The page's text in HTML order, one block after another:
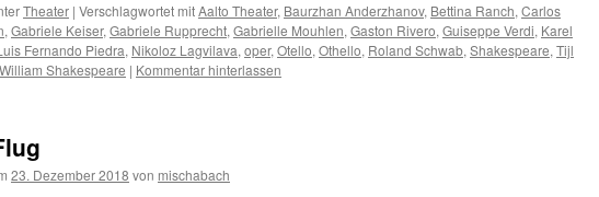
Theater | Verschlagwortet mitAalto Theater, Baurzhan Anderzhanov, Bettina Ranch, Carlos
, Gabriele Keiser, Gabriele Rupprecht, Gabrielle Mouhlen, Gaston Rivero, Guiseppe Verdi, Karel
Fernando Piedra, Nikoloz Lagvilava, oper, Otello, Othello, Roland Schwab, Shakespeare, Tijl
William Shakespeare | Kommentar hinterlassen
23. Dezember 2018 von mischabach